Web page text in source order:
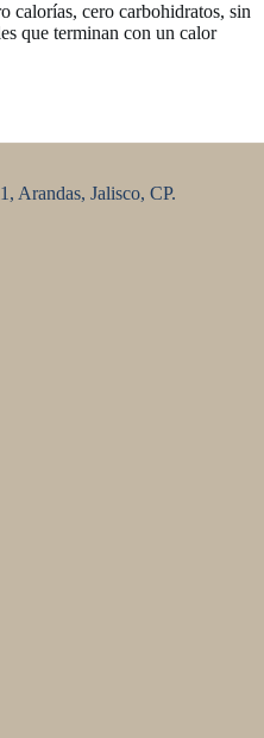
calorías, cero carbohidratos, sin
que terminan con un calor
Arandas, Jalisco, CP.